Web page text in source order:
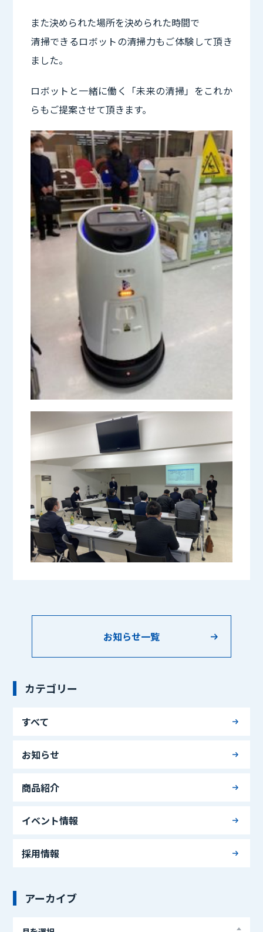
また決められた場所を決められた時間で
清掃できるロボットの清掃力もご体験して頂き
ました。
ロボットと一緒に働く「未来の清掃」をこれか
らもご提案させて頂きます。
お知らせ一覧
カテゴリー
すべて
お知らせ
商品紹介
イベント情報
採用情報
アーカイブ